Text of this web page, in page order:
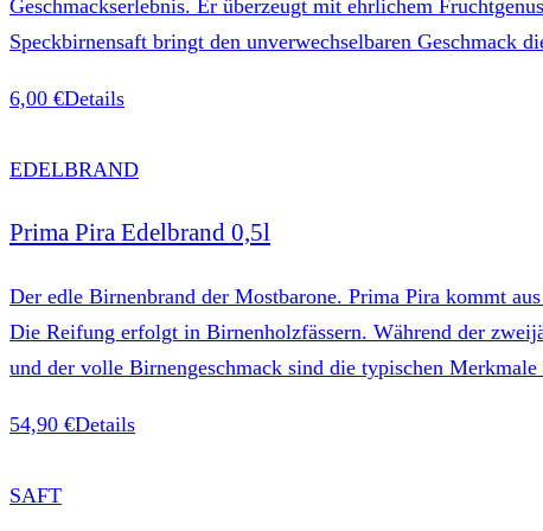
Geschmackserlebnis. Er überzeugt mit ehrlichem
Speckbirnensaft bringt den unverwechselbaren Geschmack
6,00 €Details
EDELBRAND
Prima Pira Edelbrand 0,5l
Der edle Birnenbrand der Mostbarone. Prima Pira kommt
Die Reifung erfolgt in Birnenholzfässern. Während der
und der volle Birnengeschmack sind die typischen Merkmale
54,90 €Details
SAFT